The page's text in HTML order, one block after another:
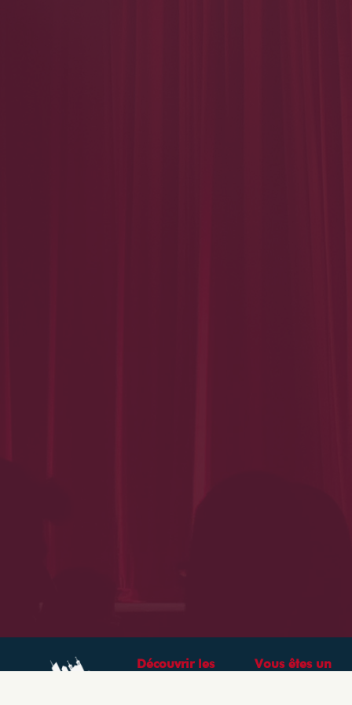
Découvrir les
Vous êtes un